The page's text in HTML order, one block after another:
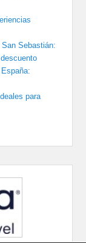
Sebastián:
para